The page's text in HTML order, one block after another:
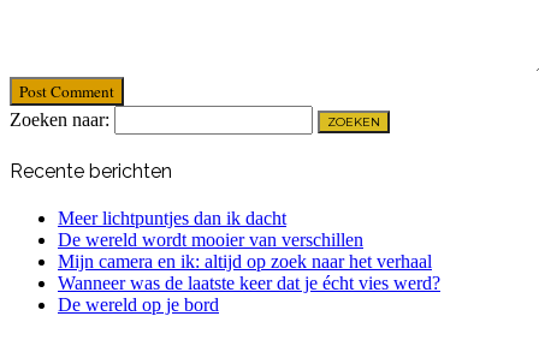
Post Comment
Zoeken naar:
Recente berichten
Meer lichtpuntjes dan ik dacht
De wereld wordt mooier van verschillen
Mijn camera en ik: altijd op zoek naar het verhaal
Wanneer was de laatste keer dat je écht vies werd?
De wereld op je bord